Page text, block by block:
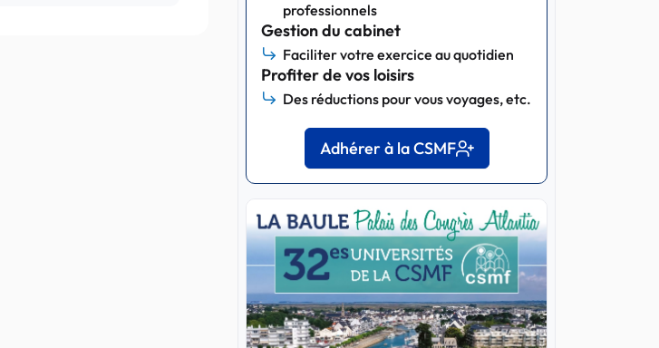
professionnels
Gestion du cabinet
Faciliter votre exercice au quotidien
Profiter de vos loisirs
Des réductions pour vous voyages, etc.
Adhérer à la CSMF